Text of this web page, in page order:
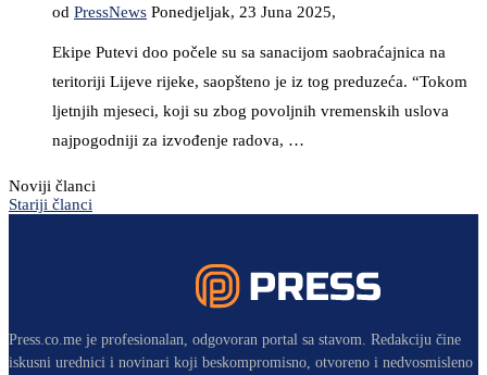
od PressNews Ponedjeljak, 23 Juna 2025,
Ekipe Putevi doo počele su sa sanacijom saobraćajnica na
teritoriji Lijeve rijeke, saopšteno je iz tog preduzeća. “Tokom
ljetnjih mjeseci, koji su zbog povoljnih vremenskih uslova
najpogodniji za izvođenje radova, …
Noviji članci
Stariji članci
Press.co.me je profesionalan, odgovoran portal sa stavom. Redakciju čine
iskusni urednici i novinari koji beskompromisno, otvoreno i nedvosmisleno